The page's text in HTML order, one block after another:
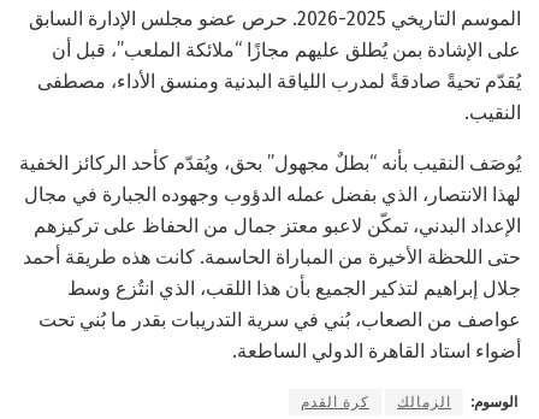
الموسم التاريخي 2025-2026. حرص عضو مجلس الإدارة السابق
على الإشادة بمن يُطلق عليهم مجازًا “ملائكة الملعب”، قبل أن
يُقدّم تحيةً صادقةً لمدرب اللياقة البدنية ومنسق الأداء، مصطفى
النقيب.
يُوصَف النقيب بأنه “بطلٌ مجهول” بحق، ويُقدّم كأحد الركائز الخفية
لهذا الانتصار، الذي بفضل عمله الدؤوب وجهوده الجبارة في مجال
الإعداد البدني، تمكّن لاعبو معتز جمال من الحفاظ على تركيزهم
حتى اللحظة الأخيرة من المباراة الحاسمة. كانت هذه طريقة أحمد
جلال إبراهيم لتذكير الجميع بأن هذا اللقب، الذي انتُزع وسط
عواصف من الصعاب، بُني في سرية التدريبات بقدر ما بُني تحت
أضواء استاد القاهرة الدولي الساطعة.
الوسوم: الزمالك كرة القدم